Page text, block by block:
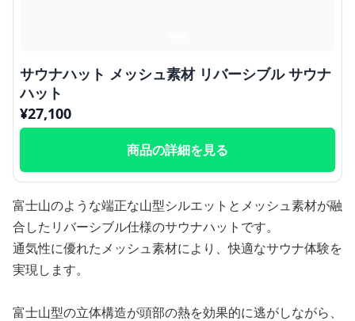
サウナハット メッシュ素材 リバーシブル サウナ
ハット
¥27,100
商品の詳細を見る
富士山のような端正な山型シルエットとメッシュ素材が融
合したリバーシブル仕様のサウナハットです。
通気性に優れたメッシュ素材により、快適なサウナ体験を
実現します。
富士山型の立体構造が頭部の熱を効果的に逃がしながら、